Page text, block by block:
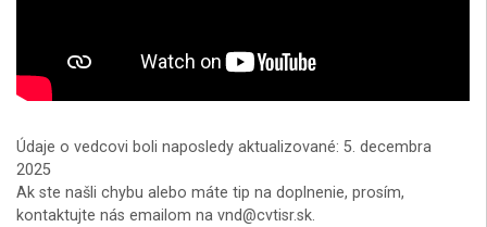
Údaje o vedcovi boli naposledy aktualizované: 5. decembra
2025
Ak ste našli chybu alebo máte tip na doplnenie, prosím,
kontaktujte nás emailom na vnd@cvtisr.sk.